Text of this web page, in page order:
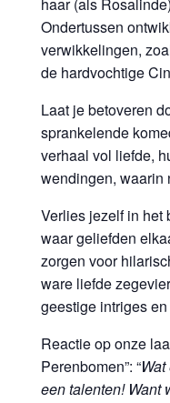
haar (als
Ondertussen
verwikkelingen,
de hardvochtige
Laat je betoveren
sprankelende
verhaal vol liefde,
wendingen, waarin
Verlies jezelf in het
waar geliefden
zorgen voor
ware liefde
geestige intriges
Reactie op onze
Perenbomen”: “
een talenten! Want